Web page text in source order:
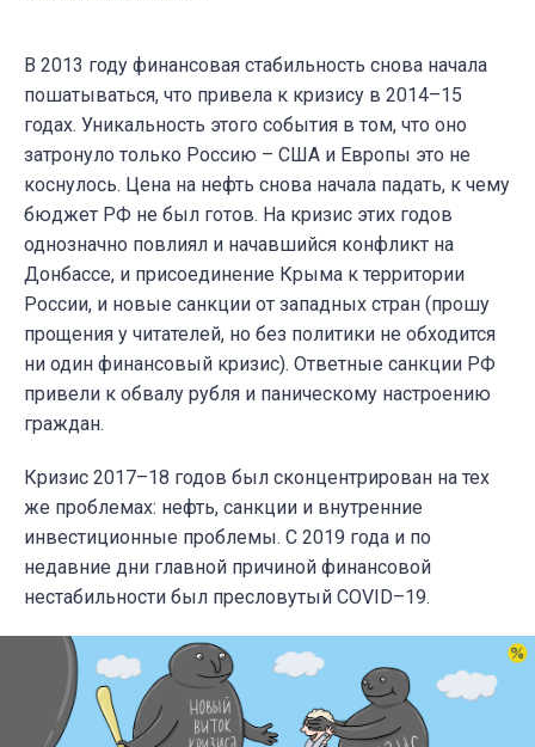
В 2013 году финансовая стабильность снова начала
пошатываться, что привела к кризису в 2014–15
годах. Уникальность этого события в том, что оно
затронуло только Россию – США и Европы это не
коснулось. Цена на нефть снова начала падать, к чему
бюджет РФ не был готов. На кризис этих годов
однозначно повлиял и начавшийся конфликт на
Донбассе, и присоединение Крыма к территории
России, и новые санкции от западных стран (прошу
прощения у читателей, но без политики не обходится
ни один финансовый кризис). Ответные санкции РФ
привели к обвалу рубля и паническому настроению
граждан.
Кризис 2017–18 годов был сконцентрирован на тех
же проблемах: нефть, санкции и внутренние
инвестиционные проблемы. С 2019 года и по
недавние дни главной причиной финансовой
нестабильности был пресловутый COVID–19.